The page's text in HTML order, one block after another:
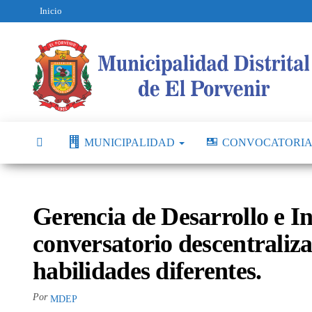
Inicio
MUNICIPALIDAD
Gerencia de Desarrollo e
conversatorio
habilidades diferentes.
Por MDEP